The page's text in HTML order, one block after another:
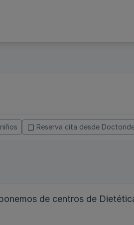
Reserva cita desde
de centros de